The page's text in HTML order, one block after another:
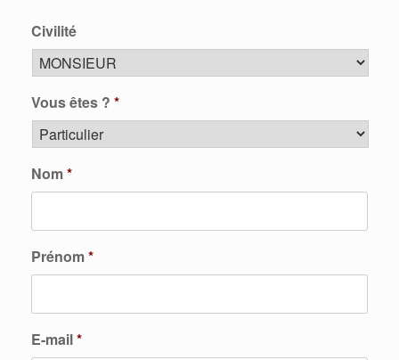
Civilité
Vous êtes ? *
Nom*
Prénom*
E-mail*